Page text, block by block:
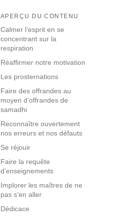
APERÇU DU CONTENU
Calmer l’esprit en se
concentrant sur la
respiration
Réaffirmer notre motivation
Les prosternations
Faire des offrandes au
moyen d’offrandes de
samadhi
Reconnaître ouvertement
nos erreurs et nos défauts
Se réjouir
Faire la requête
d’enseignements
Implorer les maîtres de ne
pas s’en aller
Dédicace